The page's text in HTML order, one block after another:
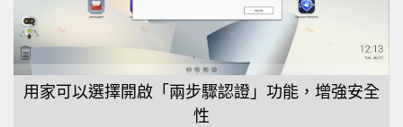
用家可以選擇開啟「兩步驟認證」功能，增強安全
性